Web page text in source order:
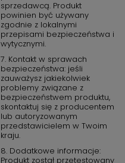
sprzedawcą. Produkt
powinien być używany
zgodnie z lokalnymi
przepisami bezpieczeństwa i
wytycznymi.
7. Kontakt w sprawach
bezpieczeństwa: jeśli
zauważysz jakiekolwiek
problemy związane z
bezpieczeństwem produktu,
skontaktuj się z producentem
lub autoryzowanym
przedstawicielem w Twoim
kraju.
8. Dodatkowe informacje:
Produkt został przetestowany